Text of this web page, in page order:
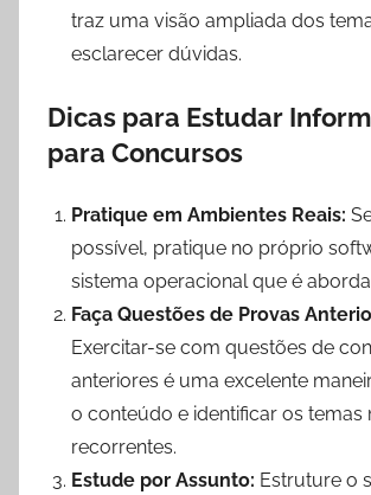
traz uma visão ampliada dos
esclarecer dúvidas.
Dicas para Estudar
para Concursos
Pratique em Ambientes Reais:
possível, pratique no próprio
sistema operacional que é
Faça Questões de Provas
Exercitar-se com questões de
anteriores é uma excelente
o conteúdo e identificar os temas
recorrentes.
Estude por Assunto: Estruture o